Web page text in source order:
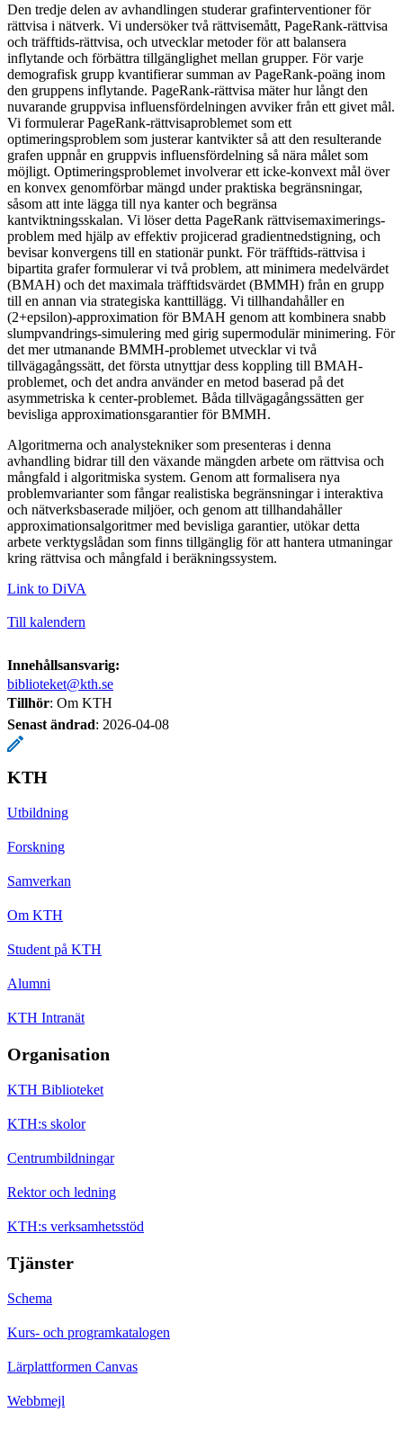
Den tredje delen av avhandlingen studerar grafinterventioner för
rättvisa i nätverk. Vi undersöker två rättvisemått, PageRank-rättvisa
och träfftids-rättvisa, och utvecklar metoder för att balansera
inflytande och förbättra tillgänglighet mellan grupper. För varje
demografisk grupp kvantifierar summan av PageRank-poäng inom
den gruppens inflytande. PageRank-rättvisa mäter hur långt den
nuvarande gruppvisa influensfördelningen avviker från ett givet mål.
Vi formulerar PageRank-rättvisaproblemet som ett
optimeringsproblem som justerar kantvikter så att den resulterande
grafen uppnår en gruppvis influensfördelning så nära målet som
möjligt. Optimeringsproblemet involverar ett icke-konvext mål över
en konvex genomförbar mängd under praktiska begränsningar,
såsom att inte lägga till nya kanter och begränsa
kantviktningsskalan. Vi löser detta PageRank rättvisemaximerings-
problem med hjälp av effektiv projicerad gradientnedstigning, och
bevisar konvergens till en stationär punkt. För träfftids-rättvisa i
bipartita grafer formulerar vi två problem, att minimera medelvärdet
(BMAH) och det maximala träfftidsvärdet (BMMH) från en grupp
till en annan via strategiska kanttillägg. Vi tillhandahåller en
(2+epsilon)-approximation för BMAH genom att kombinera snabb
slumpvandrings-simulering med girig supermodulär minimering. För
det mer utmanande BMMH-problemet utvecklar vi två
tillvägagångssätt, det första utnyttjar dess koppling till BMAH-
problemet, och det andra använder en metod baserad på det
asymmetriska k center-problemet. Båda tillvägagångssätten ger
bevisliga approximationsgarantier för BMMH.
Algoritmerna och analystekniker som presenteras i denna
avhandling bidrar till den växande mängden arbete om rättvisa och
mångfald i algoritmiska system. Genom att formalisera nya
problemvarianter som fångar realistiska begränsningar i interaktiva
och nätverksbaserade miljöer, och genom att tillhandahåller
approximationsalgoritmer med bevisliga garantier, utökar detta
arbete verktygslådan som finns tillgänglig för att hantera utmaningar
kring rättvisa och mångfald i beräkningssystem.
Link to DiVA
Till kalendern
Innehållsansvarig:
biblioteket@kth.se
Tillhör: Om KTH
Senast ändrad: 2026-04-08
KTH
Utbildning
Forskning
Samverkan
Om KTH
Student på KTH
Alumni
KTH Intranät
Organisation
KTH Biblioteket
KTH:s skolor
Centrumbildningar
Rektor och ledning
KTH:s verksamhetsstöd
Tjänster
Schema
Kurs- och programkatalogen
Lärplattformen Canvas
Webbmejl